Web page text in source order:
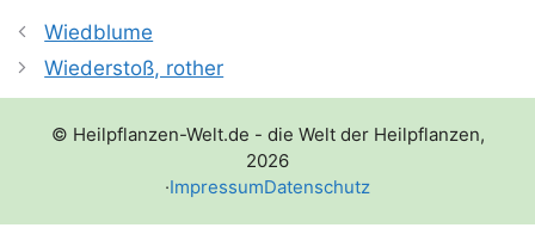
Wiedblume
Wiederstoß, rother
© Heilpflanzen-Welt.de - die Welt der Heilpflanzen,
2026
·ImpressumDatenschutz